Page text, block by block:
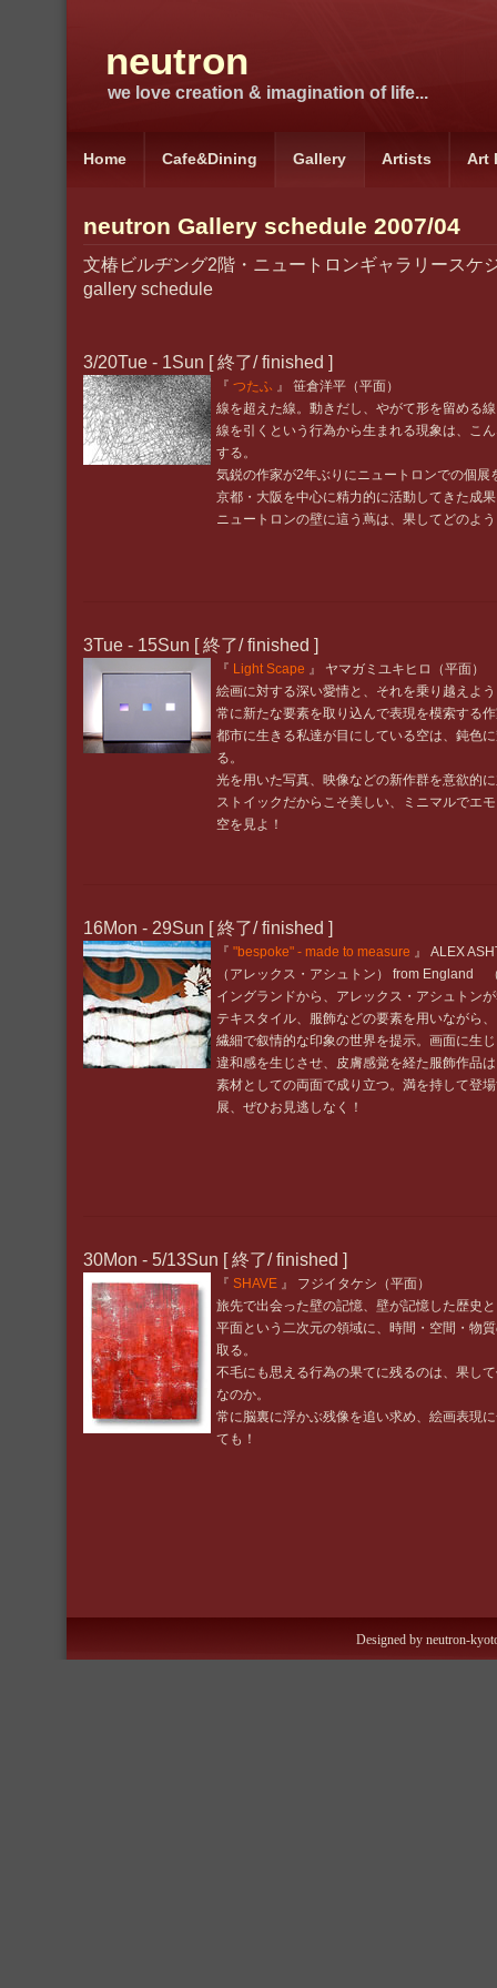
neutron
we love creation & imagination of life...
Home Cafe&Dining Gallery Artists Art
neutron Gallery schedule 2007/04
文椿ビルヂング2階・ニュートロンギャラリースケ
gallery schedule
3/20Tue - 1Sun [ 終了/ finished ]
『 つたふ 』 笹倉洋平（平面）
線を超えた線。動きだし、やがて形を留める
線を引くという行為から生まれる現象は、こ
する。
気鋭の作家が2年ぶりにニュートロンでの個展
京都・大阪を中心に精力的に活動してきた成
ニュートロンの壁に這う蔦は、果してどのよ
3Tue - 15Sun [ 終了/ finished ]
『 Light Scape 』 ヤマガミユキヒロ（平面）
絵画に対する深い愛情と、それを乗り越えよ
常に新たな要素を取り込んで表現を模索する
都市に生きる私達が目にしている空は、鈍色
る。
光を用いた写真、映像などの新作群を意欲的
ストイックだからこそ美しい、ミニマルでエ
空を見よ！
16Mon - 29Sun [ 終了/ finished ]
『 "bespoke" - made to measure 』 ALEX
（アレックス・アシュトン） from England
イングランドから、アレックス・アシュトン
テキスタイル、服飾などの要素を用いながら
繊細で叙情的な印象の世界を提示。画面に生
違和感を生じさせ、皮膚感覚を経た服飾作品
素材としての両面で成り立つ。満を持して登
展、ぜひお見逃しなく！
30Mon - 5/13Sun [ 終了/ finished ]
『 SHAVE 』 フジイタケシ（平面）
旅先で出会った壁の記憶、壁が記憶した歴史
平面という二次元の領域に、時間・空間・物
取る。
不毛にも思える行為の果てに残るのは、果し
なのか。
常に脳裏に浮かぶ残像を追い求め、絵画表現
ても！
Designed by neutron-